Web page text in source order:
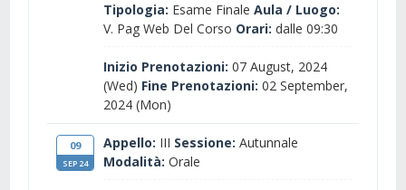
Tipologia: Esame Finale Aula / Luogo:
V. Pag Web Del Corso Orari: dalle 09:30
Inizio Prenotazioni: 07 August, 2024
(Wed) Fine Prenotazioni: 02 September,
2024 (Mon)
09
SEP 24
Appello: III Sessione: Autunnale
Modalità: Orale